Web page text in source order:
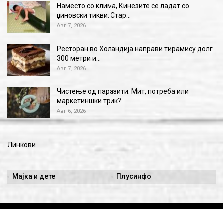
Наместо со клима, Кинезите се ладат со
џиновски тикви: Стар…
Авг 7, 2026
Ресторан во Холандија направи тирамису долг
300 метри и…
Авг 7, 2026
Чистење од паразити: Мит, потреба или
маркетиншки трик?
Авг 6, 2026
Линкови
Мајка и дете Плусинфо